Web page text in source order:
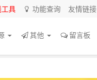
工具 功能查询 友情链接
其他 留言板